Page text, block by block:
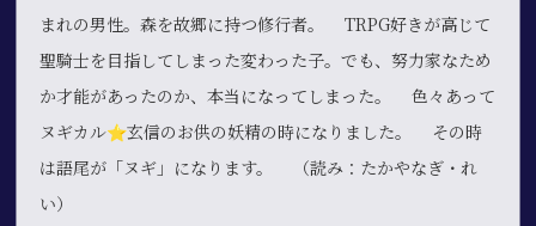
まれの男性。森を故郷に持つ修行者。 TRPG好きが高じて
聖騎士を目指してしまった変わった子。でも、努力家なため
か才能があったのか、本当になってしまった。 色々あって
ヌギカル⭐︎玄信のお供の妖精の時になりました。 その時
は語尾が「ヌギ」になります。 （読み：たかやなぎ・れ
い）